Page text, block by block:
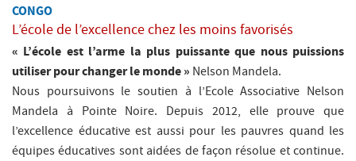
L’école de l’excellence chez les moins favorisés
LIEU:
CONGO
« L’école est l’arme la plus puissante que nous puissions
utiliser pour changer le monde » Nelson Mandela.
Nous poursuivons le soutien à l’Ecole Associative Nelson
Mandela à Pointe Noire. Depuis 2012, elle prouve que
l’excellence éducative est aussi pour les pauvres quand les
équipes éducatives sont aidées de façon résolue et continue.